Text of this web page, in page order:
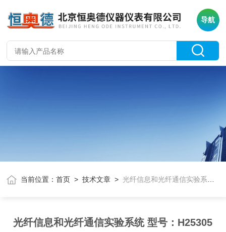
导航
当前位置：首页 >技术文章 >光纤信息和光纤通信实验系统 型号：H25305
光纤信息和光纤通信实验系统 型号：H25305